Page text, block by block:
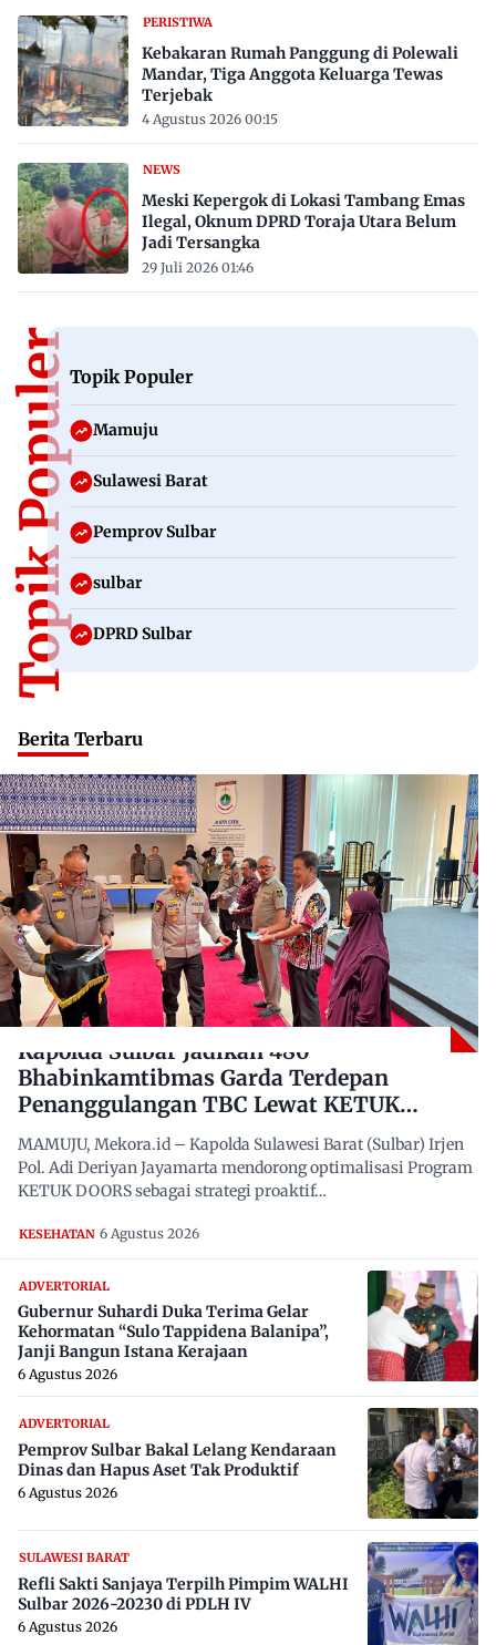
PERISTIWA
Kebakaran Rumah Panggung di Polewali
Mandar, Tiga Anggota Keluarga Tewas
Terjebak
4 Agustus 2026 00:15
NEWS
Meski Kepergok di Lokasi Tambang Emas
Ilegal, Oknum DPRD Toraja Utara Belum
Jadi Tersangka
29 Juli 2026 01:46
Topik PopulerTopik Populer
Mamuju
Sulawesi Barat
Pemprov Sulbar
sulbar
DPRD Sulbar
Berita Terbaru
Kapolda Sulbar Jadikan 480
Bhabinkamtibmas Garda Terdepan
Penanggulangan TBC Lewat KETUK
DOORS di 650 Desa
MAMUJU, Mekora.id – Kapolda Sulawesi Barat (Sulbar) Irjen
Pol. Adi Deriyan Jayamarta mendorong optimalisasi Program
KETUK DOORS sebagai strategi proaktif…
KESEHATAN 6 Agustus 2026
ADVERTORIAL
Gubernur Suhardi Duka Terima Gelar
Kehormatan “Sulo Tappidena Balanipa”,
Janji Bangun Istana Kerajaan
6 Agustus 2026
ADVERTORIAL
Pemprov Sulbar Bakal Lelang Kendaraan
Dinas dan Hapus Aset Tak Produktif
6 Agustus 2026
SULAWESI BARAT
Refli Sakti Sanjaya Terpilh Pimpim WALHI
Sulbar 2026-20230 di PDLH IV
6 Agustus 2026